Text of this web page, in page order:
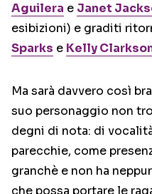
Aguilera e Janet
esibizioni) e graditi
Sparks e Kelly
Ma sarà davvero così
suo personaggio non
degni di nota: di
parecchie, come
granchè e non ha
che possa portare le